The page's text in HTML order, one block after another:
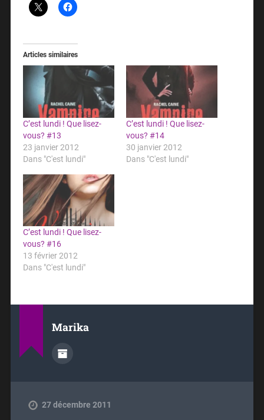
Articles similaires
C’est lundi ! Que lisez-
vous? #13
23 janvier 2012
Dans "C'est lundi"
C’est lundi ! Que lisez-
vous? #14
30 janvier 2012
Dans "C'est lundi"
C’est lundi ! Que lisez-
vous? #16
13 février 2012
Dans "C'est lundi"
Marika
27 décembre 2011